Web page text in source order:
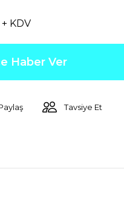
KDV
Haber Ver
Tavsiye Et